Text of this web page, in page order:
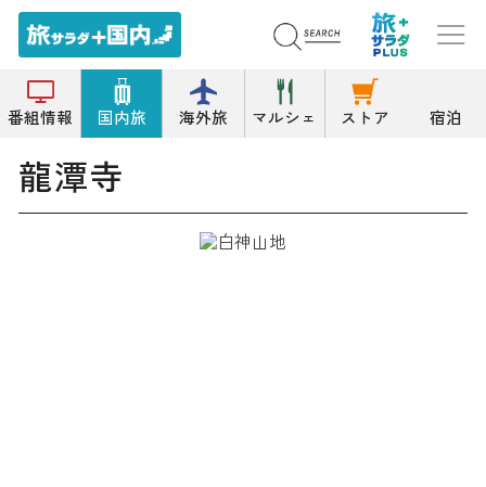
番組情報 国内旅 海外旅 マルシェ ストア 宿泊
トップ
龍潭寺